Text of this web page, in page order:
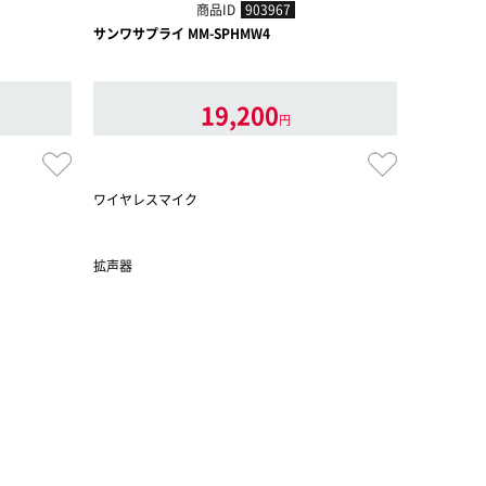
商品ID 903967
サンワサプライ MM-SPHMW4
19,200円
ワイヤレスマイク
拡声器